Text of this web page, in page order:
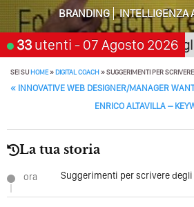
Perché Pubblicare Non Basta
Solo Rumore…
Perché Non Guadagni Sui Social
Tutto
Quali Sono Gli Errori Della
Come Promuoversi Nel Wedding?
L’Accademia Del
BRANDING
INTELLIGENZA
33 utenti - 07 Agosto 2026
premia chi aspetta, scegli:
SEI SUHOME»DIGITAL COACH»SUGGERIMENTI PER
POST NAVIGATION
« INNOVATIVE WEB DESIGNER/MANAGER
ENRICO ALTAVILLA –
La tua storia
ora Suggerimenti per scrivere